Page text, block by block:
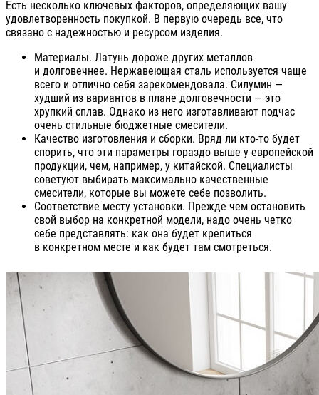
Есть несколько ключевых факторов, определяющих вашу
удовлетворенность покупкой. В первую очередь все, что
связано с надежностью и ресурсом изделия.
Материалы. Латунь дороже других металлов
и долговечнее. Нержавеющая сталь используется чаще
всего и отлично себя зарекомендовала. Силумин —
худший из вариантов в плане долговечности — это
хрупкий сплав. Однако из него изготавливают подчас
очень стильные бюджетные смесители.
Качество изготовления и сборки. Вряд ли кто-то будет
спорить, что эти параметры гораздо выше у европейской
продукции, чем, например, у китайской. Специалисты
советуют выбирать максимально качественные
смесители, которые вы можете себе позволить.
Соответствие месту установки. Прежде чем остановить
свой выбор на конкретной модели, надо очень четко
себе представлять: как она будет крепиться
в конкретном месте и как будет там смотреться.